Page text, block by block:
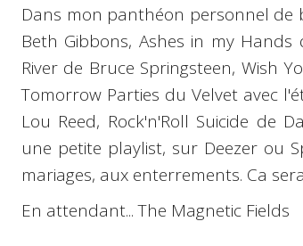
Dans mon panthéon personnel de
Beth Gibbons, Ashes in my
River de Bruce Springsteen, Wish
Tomorrow Parties du Velvet avec
Lou Reed, Rock'n'Roll Suicide de
une petite playlist, sur Deezer ou
mariages, aux enterrements. Ca
En attendant... The Magnetic Fields